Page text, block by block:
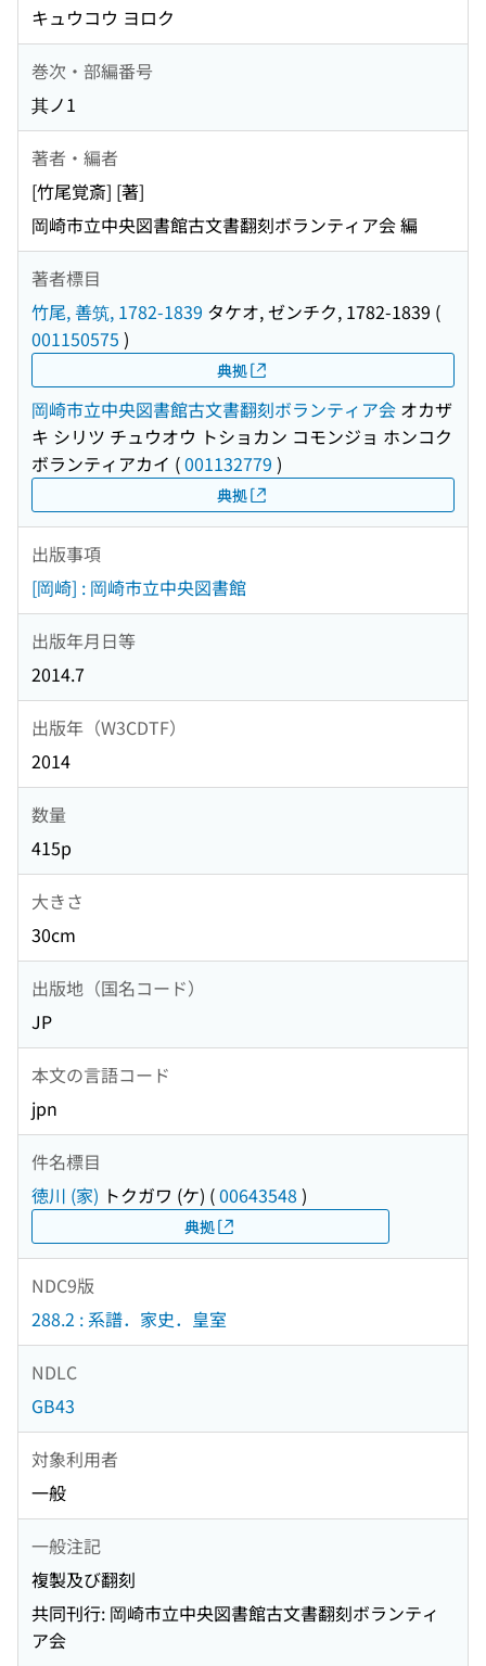
キュウコウ ヨロク
巻次・部編番号
其ノ1
著者・編者
[竹尾覚斎] [著]
岡崎市立中央図書館古文書翻刻ボランティア会 編
著者標目
竹尾, 善筑, 1782-1839 タケオ, ゼンチク, 1782-1839 (
001150575 )
典拠
岡崎市立中央図書館古文書翻刻ボランティア会 オカザ
キ シリツ チュウオウ トショカン コモンジョ ホンコク
ボランティアカイ (001132779 )
典拠
出版事項
[岡崎] : 岡崎市立中央図書館
出版年月日等
2014.7
出版年（W3CDTF）
2014
数量
415p
大きさ
30cm
出版地（国名コード）
JP
本文の言語コード
jpn
件名標目
徳川 (家) トクガワ (ケ) (00643548 )
典拠
NDC9版
288.2 : 系譜．家史．皇室
NDLC
GB43
対象利用者
一般
一般注記
複製及び翻刻
共同刊行: 岡崎市立中央図書館古文書翻刻ボランティ
ア会